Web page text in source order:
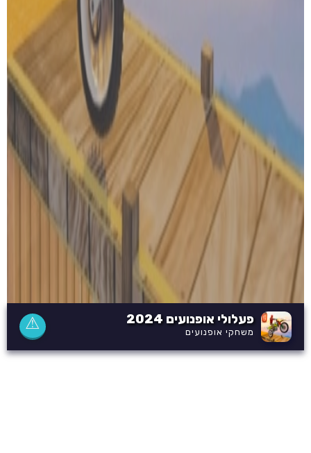
פעלולי אופנועים 2024
משחקי אופנועים ⚠